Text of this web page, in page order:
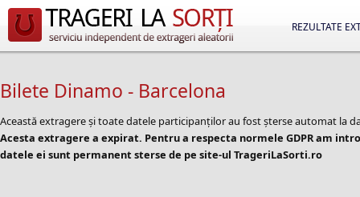
REZULTATE
Bilete Dinamo - Barcelona
Această extragere și toate datele participanților au fost șterse automat la
Acesta extragere a expirat. Pentru a respecta normele GDPR am
datele ei sunt permanent sterse de pe site-ul TrageriLaSorti.ro